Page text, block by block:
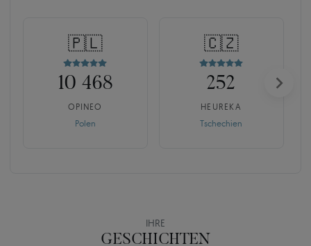
🇵🇱
10 468
OPINEO
Polen
🇨🇿
252
HEUREKA
Tschechien
IHRE
GESCHICHTEN